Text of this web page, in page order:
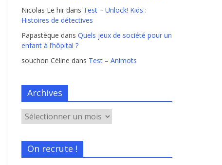
Nicolas Le hir dans Test – Unlock! Kids :
Histoires de détectives
Papastèque dans Quels jeux de société pour un
enfant à l’hôpital ?
souchon Céline dans Test – Animots
Archives
On recrute !